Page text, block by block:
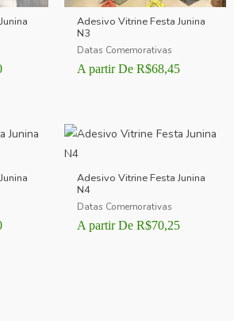
Adesivo Vitrine Festa Junina
N3
Datas Comemorativas
A partir De R$68,45
Adesivo Vitrine Festa Junina
N4
Datas Comemorativas
A partir De R$70,25